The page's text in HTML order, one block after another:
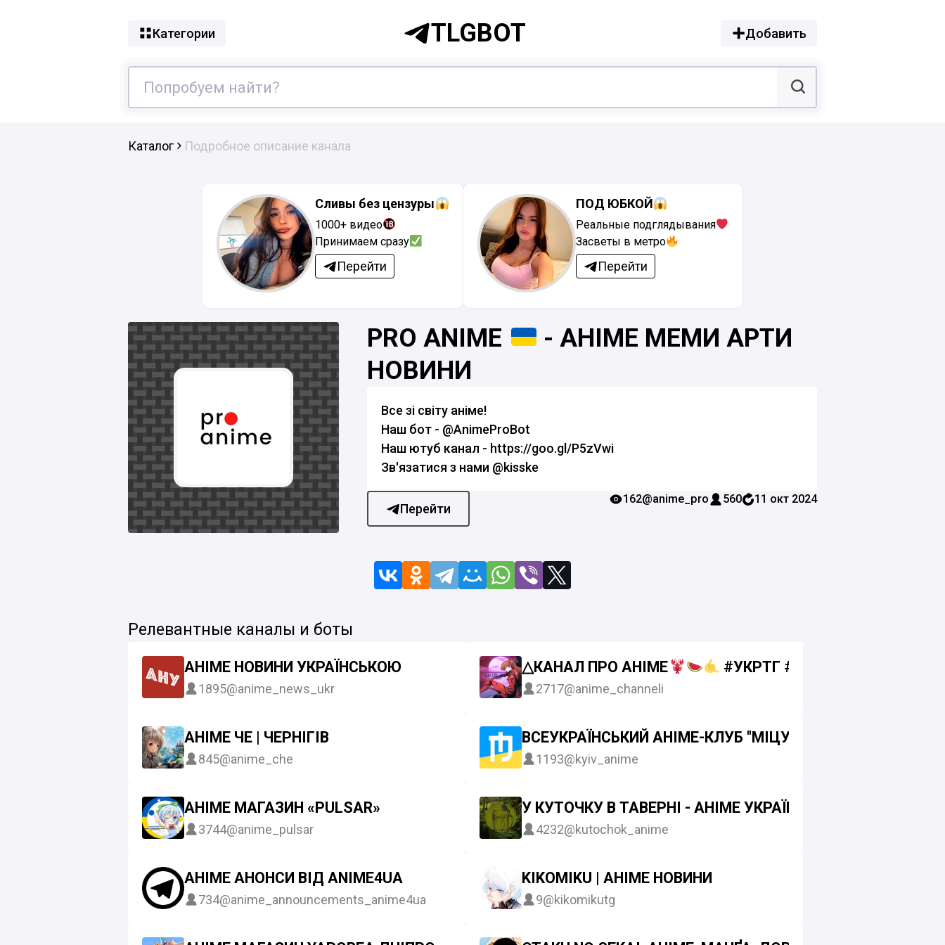
Категории TLGBOT Добавить
Каталог Подробное описание канала
Сливы без цензуры
1000+ видео
Принимаем сразу
Перейти
ПОД ЮБКОЙ
Реальные подглядывания
Засветы в метро
Перейти
PRO ANIME
- АНІМЕ МЕМИ АРТИ
НОВИНИ
Все зі світу аніме!
Наш бот - @AnimeProBot
Наш ютуб канал - https://goo.gl/P5zVwi
Зв'язатися з нами @kisske
Перейти
162@anime_pro 560 11 окт 2024
Релевантные каналы и боты
АНІМЕ НОВИНИ УКРАЇНСЬКОЮ
1895@anime_news_ukr
△КАНАЛ ПРО АНІМЕ #УКРТГ
2717@anime_channeli
АНІМЕ ЧЕ | ЧЕРНІГІВ
845@anime_che
ВСЕУКРАЇНСЬКИЙ АНІМЕ-КЛУБ "МІЦУРУКІ"
1193@kyiv_anime
АНІМЕ МАГАЗИН «PULSAR»
3744@anime_pulsar
У КУТОЧКУ В ТАВЕРНІ - АНІМЕ УКРАЇНСЬКОЮ
4232@kutochok_anime
АНІМЕ АНОНСИ ВІД ANIME4UA
734@anime_announcements_anime4ua
KIKOMIKU | АНІМЕ НОВИНИ
9@kikomikutg